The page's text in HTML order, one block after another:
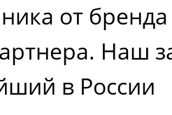
от
Наш
в России